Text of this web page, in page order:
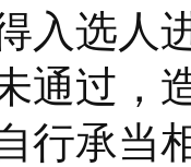
入选人
通过，
行承当